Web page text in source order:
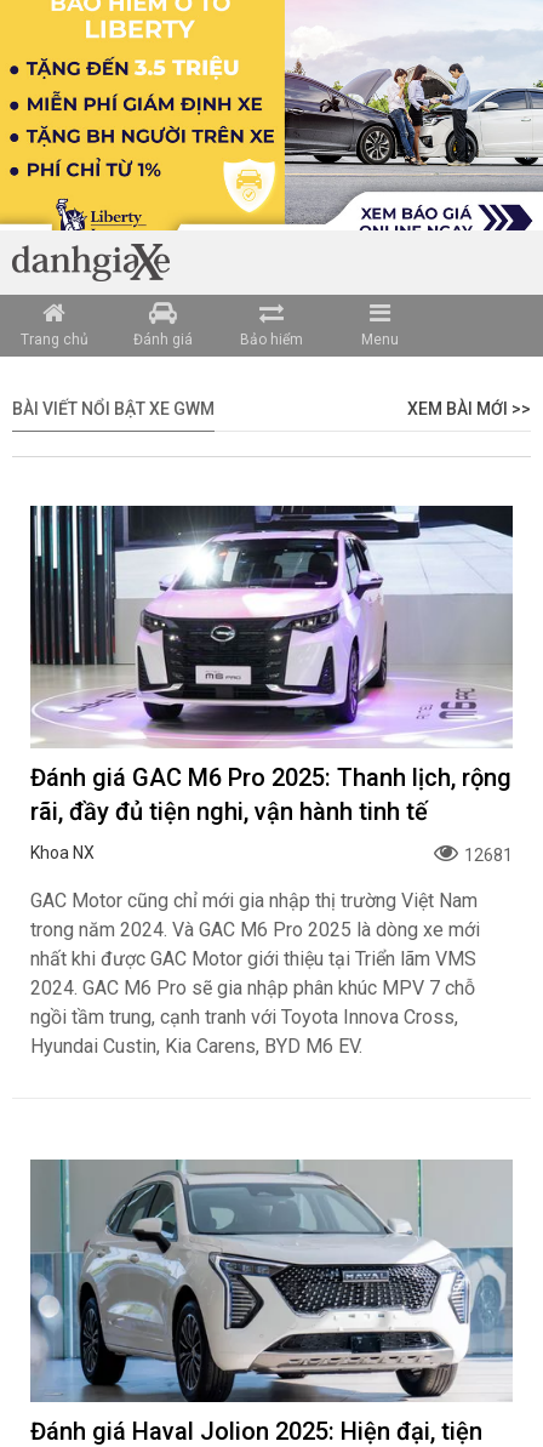
Trang chủ Đánh giá Bảo hiểm Menu
BÀI VIẾT NỔI BẬT XE GWM XEM BÀI MỚI >>
Đánh giá GAC M6 Pro 2025: Thanh lịch, rộng
rãi, đầy đủ tiện nghi, vận hành tinh tế
Khoa NX 12681
GAC Motor cũng chỉ mới gia nhập thị trường Việt Nam
trong năm 2024. Và GAC M6 Pro 2025 là dòng xe mới
nhất khi được GAC Motor giới thiệu tại Triển lãm VMS
2024. GAC M6 Pro sẽ gia nhập phân khúc MPV 7 chỗ
ngồi tầm trung, cạnh tranh với Toyota Innova Cross,
Hyundai Custin, Kia Carens, BYD M6 EV.
Đánh giá Haval Jolion 2025: Hiện đại, tiện